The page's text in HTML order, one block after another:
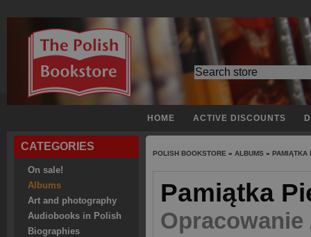
HOME ACTIVE DISCOUNTS
CATEGORIES
On sale!
Albums
Art and photography
Audiobooks in Polish
Biographies
POLISH BOOKSTORE » ALBUMS » PAMIĄTKA
Pamiątka